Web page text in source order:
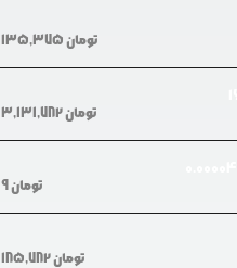
تومان135,375
تومان3,131,782
تومان 9
تومان185,782